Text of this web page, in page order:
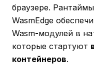
браузере.
WasmEdge
Wasm-модулей в
которые стартуют
контейнеров.